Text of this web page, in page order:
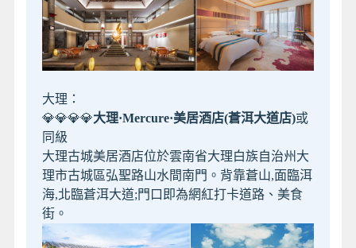
大理：
💎💎💎💎大理·Mercure·美居酒店(蒼洱大道店)或
同級
大理古城美居酒店位於雲南省大理白族自治州大
理市古城區弘聖路山水間南門。背靠蒼山,面臨洱
海,北臨蒼洱大道;門口即為網紅打卡道路、美食
街。